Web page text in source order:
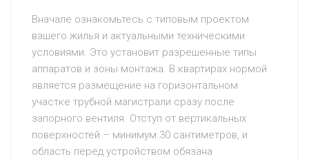
Вначале ознакомьтесь с типовым проектом
вашего жилья и актуальными техническими
условиями. Это установит разрешенные типы
аппаратов и зоны монтажа. В квартирах нормой
является размещение на горизонтальном
участке трубной магистрали сразу после
запорного вентиля. Отступ от вертикальных
поверхностей – минимум 30 сантиметров, и
область перед устройством обязана